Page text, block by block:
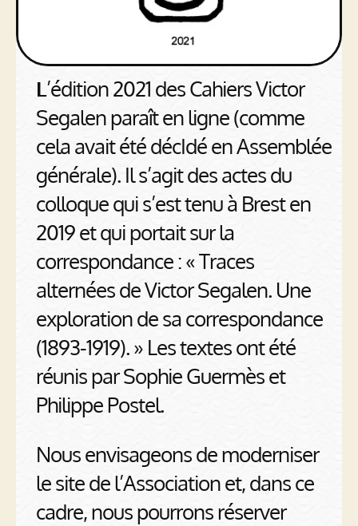
L’édition 2021 des Cahiers Victor
Segalen paraît en ligne (comme
cela avait été décIdé en Assemblée
générale). Il s’agit des actes du
colloque qui s’est tenu à Brest en
2019 et qui portait sur la
correspondance : « Traces
alternées de Victor Segalen. Une
exploration de sa correspondance
(1893-1919). » Les textes ont été
réunis par Sophie Guermès et
Philippe Postel.
Nous envisageons de moderniser
le site de l’Association et, dans ce
cadre, nous pourrons réserver